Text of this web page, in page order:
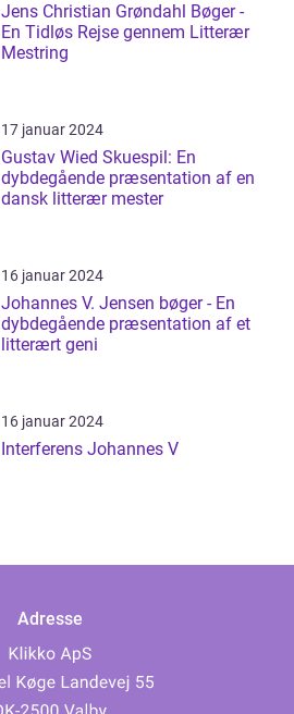
Jens Christian Grøndahl Bøger -
En Tidløs Rejse gennem Litterær
Mestring
17 januar 2024
Gustav Wied Skuespil: En
dybdegående præsentation af en
dansk litterær mester
16 januar 2024
Johannes V. Jensen bøger - En
dybdegående præsentation af et
litterært geni
16 januar 2024
Interferens Johannes V
Adresse